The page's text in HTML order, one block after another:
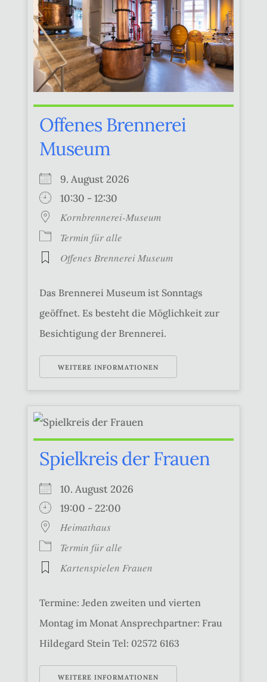
Offenes Brennerei
Museum
9. August 2026
10:30 - 12:30
Kornbrennerei-Museum
Termin für alle
Offenes Brennerei Museum
Das Brennerei Museum ist Sonntags
geöffnet. Es besteht die Möglichkeit zur
Besichtigung der Brennerei.
WEITERE INFORMATIONEN
Spielkreis der Frauen
10. August 2026
19:00 - 22:00
Heimathaus
Termin für alle
Kartenspielen Frauen
Termine: Jeden zweiten und vierten
Montag im Monat Ansprechpartner: Frau
Hildegard Stein Tel: 02572 6163
WEITERE INFORMATIONEN